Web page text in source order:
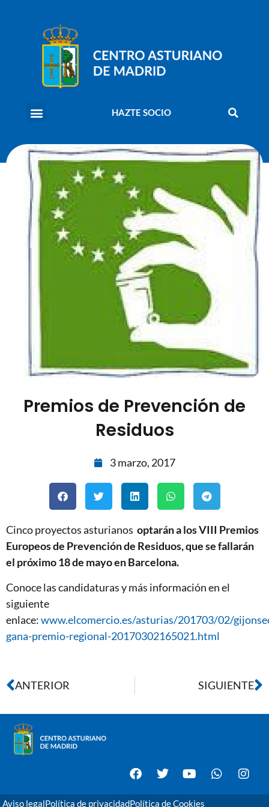
HAZTE SOCIO
Premios de Prevención de
Residuos
3 marzo, 2017
Cinco proyectos asturianos optarán a los VIII Premios
Europeos de Prevención de Residuos, que se fallarán
el próximo 18 de mayo en Barcelona.
Conoce las candidaturas y más información en el
siguiente
enlace:www.elcomercio.es/asturias/201703/02/
gana-premio-regional-20170302165021.html
ANTERIOR SIGUIENTE
Aviso legalPolítica de privacidadPolítica de Cookies